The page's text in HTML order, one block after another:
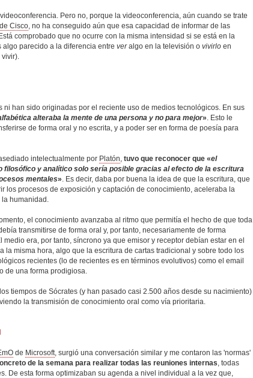
Pero no, porque la videoconferencia, aún cuando se trate
Cisco , no ha conseguido aún que esa capacidad de informar de las
comprobado que no ocurre con la misma intensidad si se está en la
parecido a la diferencia entre veralgo en la televisión o vivirlo en
ni han sido originadas por el reciente uso de medios tecnológicos. En sus
alteraba la mente de una persona y no para mejor» . Esto le
de forma oral y no escrita, y a poder ser en forma de poesía para
intelectualmente por Platón tuvo que reconocer que «el
filosófico y analítico solo sería posible gracias al efecto de la escritura
mentales» . Es decir, daba por buena la idea de que la escritura, que
los procesos de exposición y captación de conocimiento, aceleraba la
humanidad.
el conocimiento avanzaba al ritmo que permitía el hecho de que toda
transmitirse de forma oral y, por tanto, necesariamente de forma
medio era, por tanto, síncrono ya que emisor y receptor debían estar en el
la misma hora, algo que la escritura de cartas tradicional y sobre todo los
recientes (lo de recientes es en términos evolutivos) como el email
de una forma prodigiosa.
tiempos de Sócrates (y han pasado casi 2.500 años desde su nacimiento)
la transmisión de conocimiento oral como vía prioritaria.
de Microsoft , surgió una conversación similar y me contaron las 'normas'
de la semana para realizar todas las reuniones internas , todas
De esta forma optimizaban su agenda a nivel individual a la vez que,